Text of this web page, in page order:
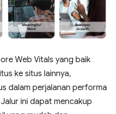
Web Vitals yang baik
ke situs lainnya,
dalam perjalanan performa
ini dapat mencakup